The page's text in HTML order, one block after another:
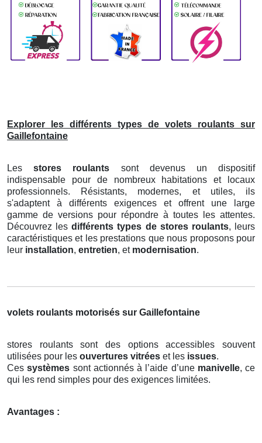
Explorer les différents types de volets roulants sur
Gaillefontaine
Lesstores roulants sont devenus un dispositif
indispensable pour de nombreux habitations et locaux
professionnels. Résistants, modernes, et utiles, ils
s'adaptent à différents exigences et offrent une large
gamme de versions pour répondre à toutes les attentes.
Découvrez lesdifférents types de stores roulants, leurs
caractéristiques et les prestations que nous proposons pour
leur installation, entretien, et modernisation.
volets roulants motorisés sur Gaillefontaine
stores roulants sont des options accessibles souvent
utilisées pour les ouvertures vitrées et les issues.
Cessystèmes sont actionnés à l’aide d’une manivelle, ce
qui les rend simples pour des exigences limitées.
Avantages :